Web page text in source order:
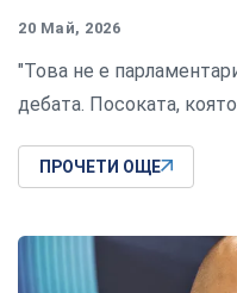
20 Май, 2026
"Това не е
дебата. Посоката,
ПРОЧЕТИ ОЩЕ